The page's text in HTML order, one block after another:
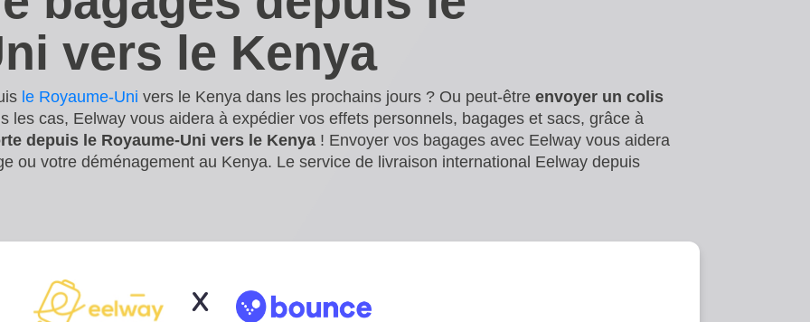
vers le Kenya
le Royaume-Uni vers le Kenya dans les prochains jours ? Ou peut-être envoyer un colis
les cas, Eelway vous aidera à expédier vos effets personnels, bagages et sacs, grâce à
depuis le Royaume-Uni vers le Kenya ! Envoyer vos bagages avec Eelway vous aidera
ou votre déménagement au Kenya. Le service de livraison international Eelway depuis
X